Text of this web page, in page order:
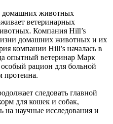
домашних животных
ветеринарных
Компания Hill’s
домашних животных и их
компании Hill’s началась в
опытный ветеринар Марк
рацион для больной
протеина.
следовать главной
для кошек и собак,
на научные исследования и